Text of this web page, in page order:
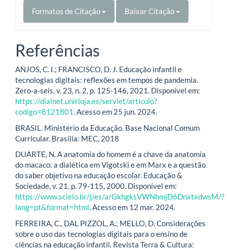
Formatos de Citação Baixar Citação
Referências
ANJOS, C. I.; FRANCISCO, D. J. Educação infantil e
tecnologias digitais: reflexões em tempos de pandemia.
Zero-a-seis, v. 23, n. 2, p. 125-146, 2021. Disponível em:
https://dialnet.unirioja.es/servlet/articulo?
codigo=8121801. Acesso em 25 jun. 2024.
BRASIL. Ministério da Educação. Base Nacional Comum
Curricular. Brasília: MEC, 2018
DUARTE, N. A anatomia do homem é a chave da anatomia
do macaco: a dialética em Vigotski e em Marx e a questão
do saber objetivo na educação escolar. Educação &
Sociedade, v. 21, p. 79-115, 2000. Disponível em:
https://www.scielo.br/j/es/a/GkhgksVWNhmjD6DnxtxdwsM/?
lang=pt&format=html. Acesso em 12 mar. 2024.
FERREIRA, C., DAL PIZZOL, A.; MELLO, D. Considerações
sobre o uso das tecnologias digitais para o ensino de
ciências na educação infantil. Revista Terra & Cultura: